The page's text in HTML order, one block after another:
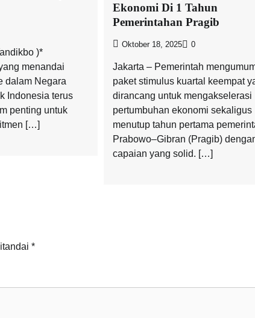
)*
menandai
dalam Negara
Indonesia terus
penting untuk
[…]
Ekonomi Di 1 Tahun
Pemerintahan Pragib
Oktober 18, 2025 0
Jakarta – Pemerintah
paket stimulus kuartal keempat
dirancang untuk mengakselerasi
pertumbuhan ekonomi sekaligus
menutup tahun pertama
Prabowo–Gibran (Pragib)
capaian yang solid. […]
*